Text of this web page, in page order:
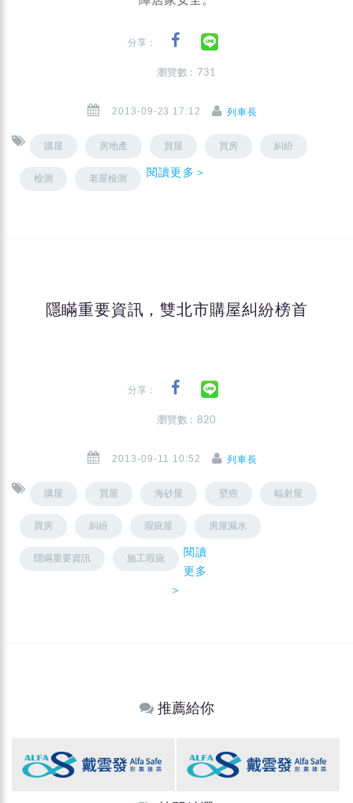
分享：
瀏覽數 : 731
2013-09-23 17:12 列車長
購屋 房地產 買屋 買房 糾紛
檢測 老屋檢測 閱讀更多＞
隱瞞重要資訊，雙北市購屋糾紛榜首
分享：
瀏覽數 : 820
2013-09-11 10:52 列車長
購屋 買屋 海砂屋 壁癌 輻射屋
買房 糾紛 瑕疵屋 房屋漏水
隱瞞重要資訊 施工瑕疵
閱讀
更多
＞
推薦給你